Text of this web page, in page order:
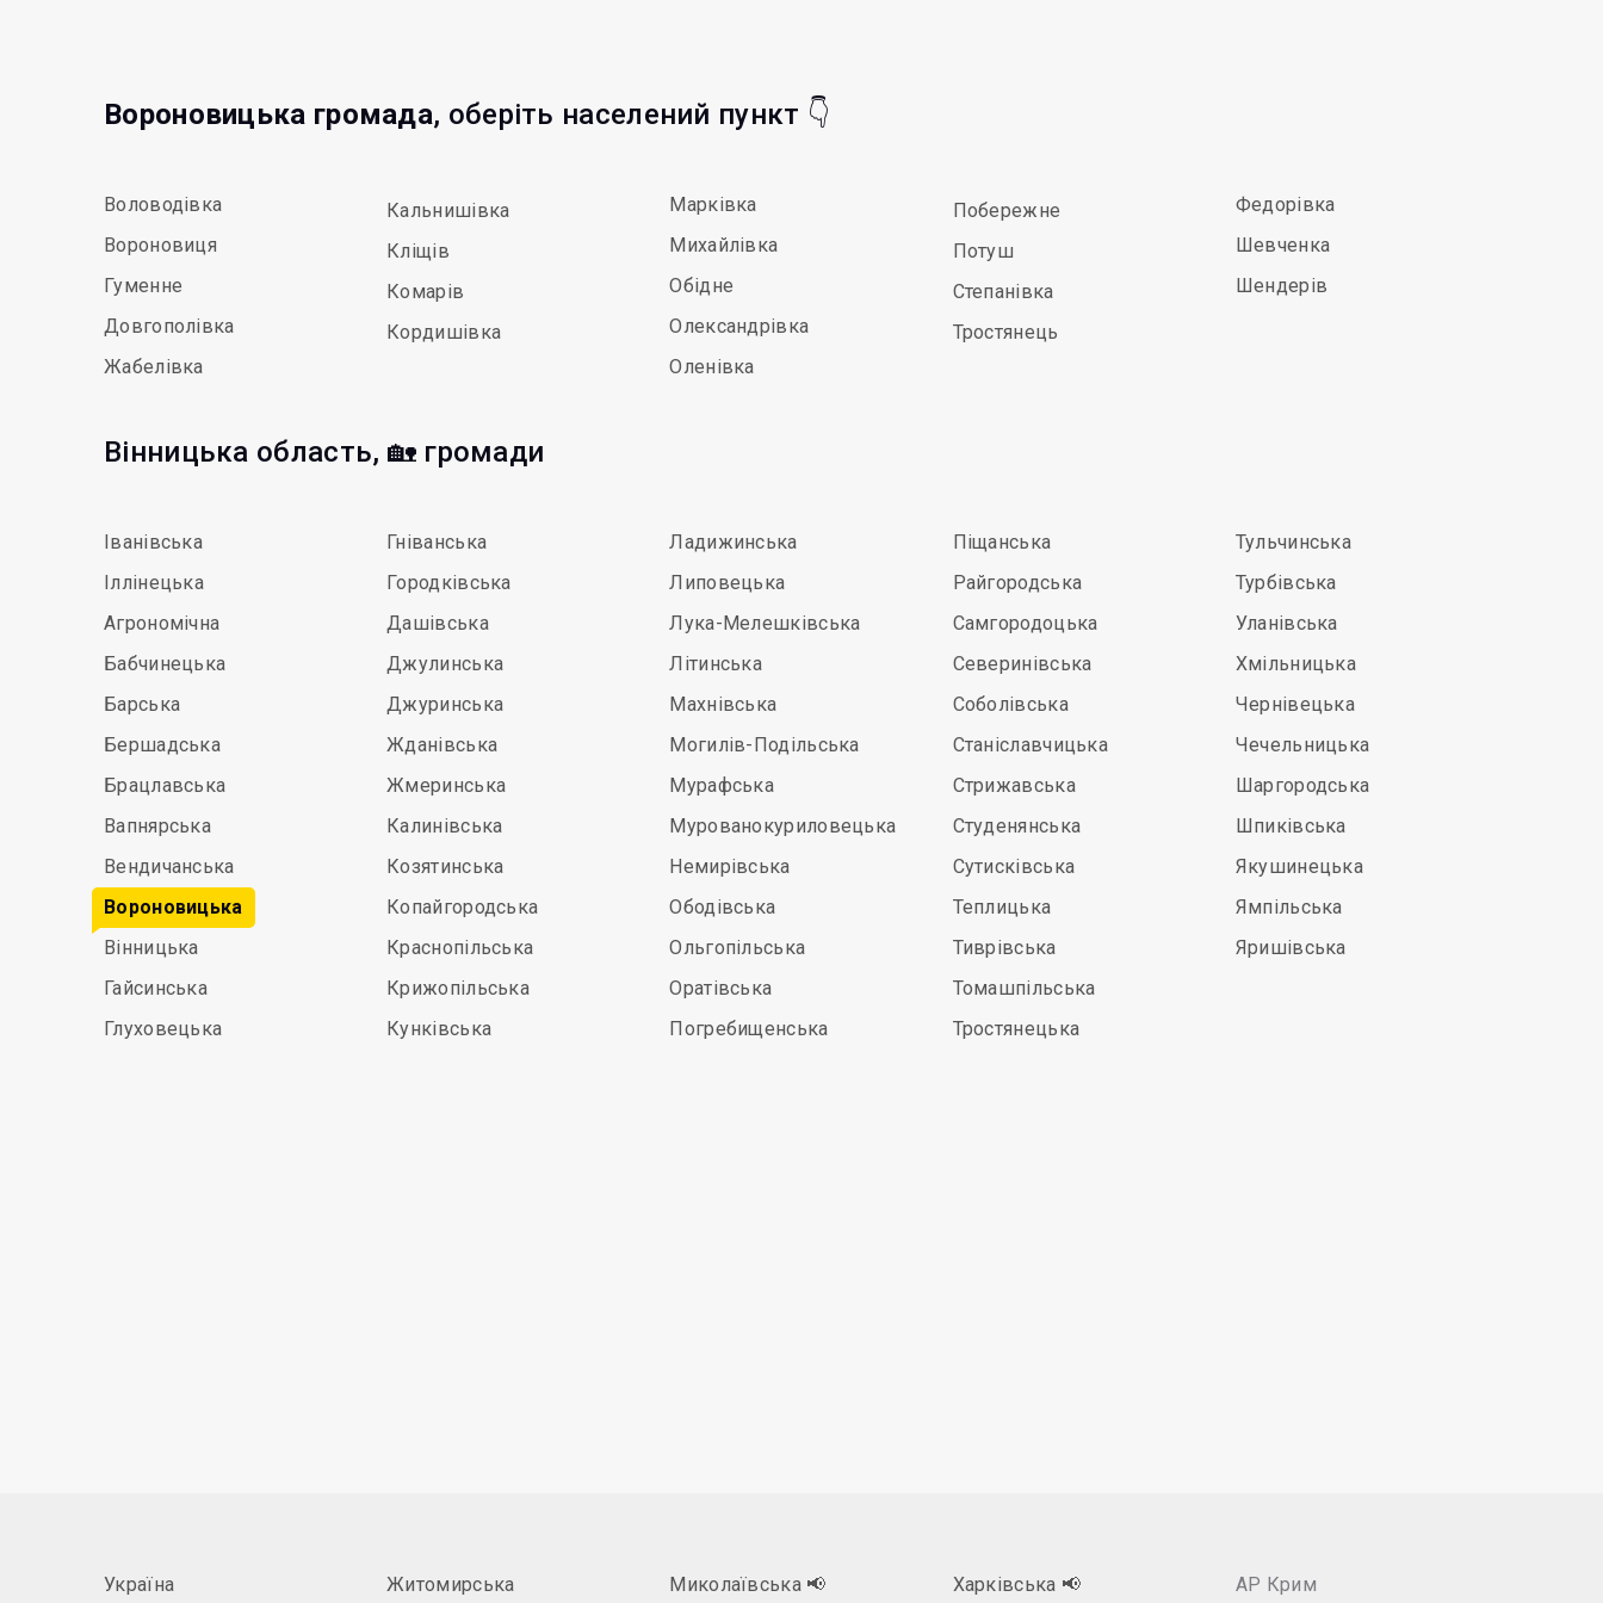
Вороновицька громада, оберіть населений пункт 👇
Воловодівка
Вороновиця
Гуменне
Довгополівка
Жабелівка
Кальнишівка
Кліщів
Комарів
Кордишівка
Марківка
Михайлівка
Обідне
Олександрівка
Оленівка
Побережне
Потуш
Степанівка
Тростянець
Федорівка
Шевченка
Шендерів
Вінницька область, 🏡 громади
Іванівська
Іллінецька
Агрономічна
Бабчинецька
Барська
Бершадська
Брацлавська
Вапнярська
Вендичанська
Вороновицька
Вінницька
Гайсинська
Глуховецька
Гніванська
Городківська
Дашівська
Джулинська
Джуринська
Жданівська
Жмеринська
Калинівська
Козятинська
Копайгородська
Краснопільська
Крижопільська
Кунківська
Ладижинська
Липовецька
Лука-Мелешківська
Літинська
Махнівська
Могилів-Подільська
Мурафська
Мурованокуриловецька
Немирівська
Ободівська
Ольгопільська
Оратівська
Погребищенська
Піщанська
Райгородська
Самгородоцька
Северинівська
Соболівська
Станіславчицька
Стрижавська
Студенянська
Сутисківська
Теплицька
Тиврівська
Томашпільська
Тростянецька
Тульчинська
Турбівська
Уланівська
Хмільницька
Чернівецька
Чечельницька
Шаргородська
Шпиківська
Якушинецька
Ямпільська
Яришівська
Україна Житомирська Миколаївська 📢 Харківська 📢 АР Крим